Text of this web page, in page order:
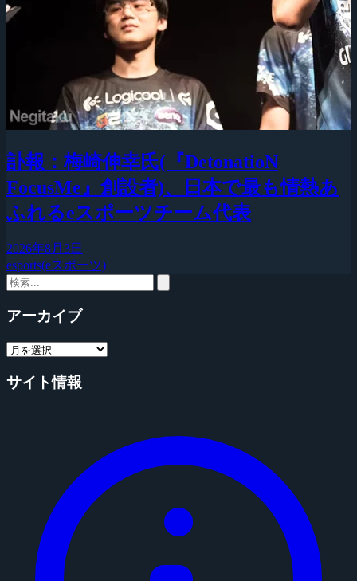
訃報：梅崎伸幸氏(『DetonatioN
FocusMe』創設者)、日本で最も情熱あ
ふれるeスポーツチーム代表
2026年8月3日
esports(eスポーツ)
アーカイブ
サイト情報